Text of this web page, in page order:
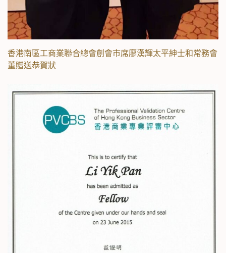
香港南區工商業聯合總會創會市席廖漢輝太平紳士和常務會
董贈送恭賀狀